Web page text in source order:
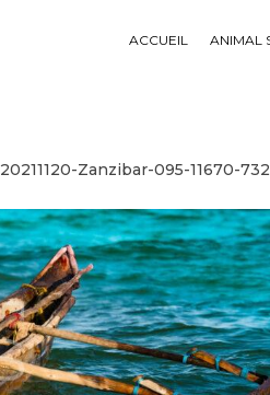
ACCUEIL ANIMAL
20211120-Zanzibar-095-11670-